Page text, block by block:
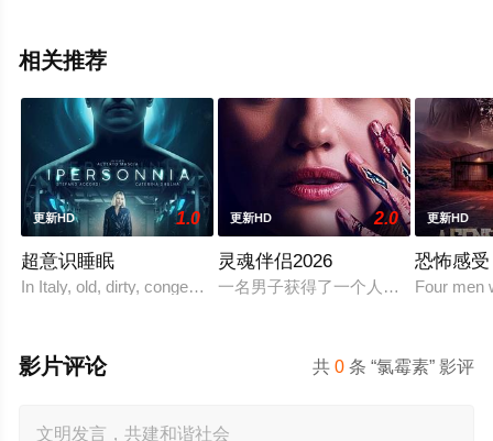
相关推荐
更新HD 1.0
超意识睡眠
In Italy, old, dirty, congested prisons full of violenc
更新HD 2.0
灵魂伴侣2026
一名男子获得了一个人工智能机器人
更新HD
恐怖感受
Four men
共0 条 “氯霉素” 影评
影片评论